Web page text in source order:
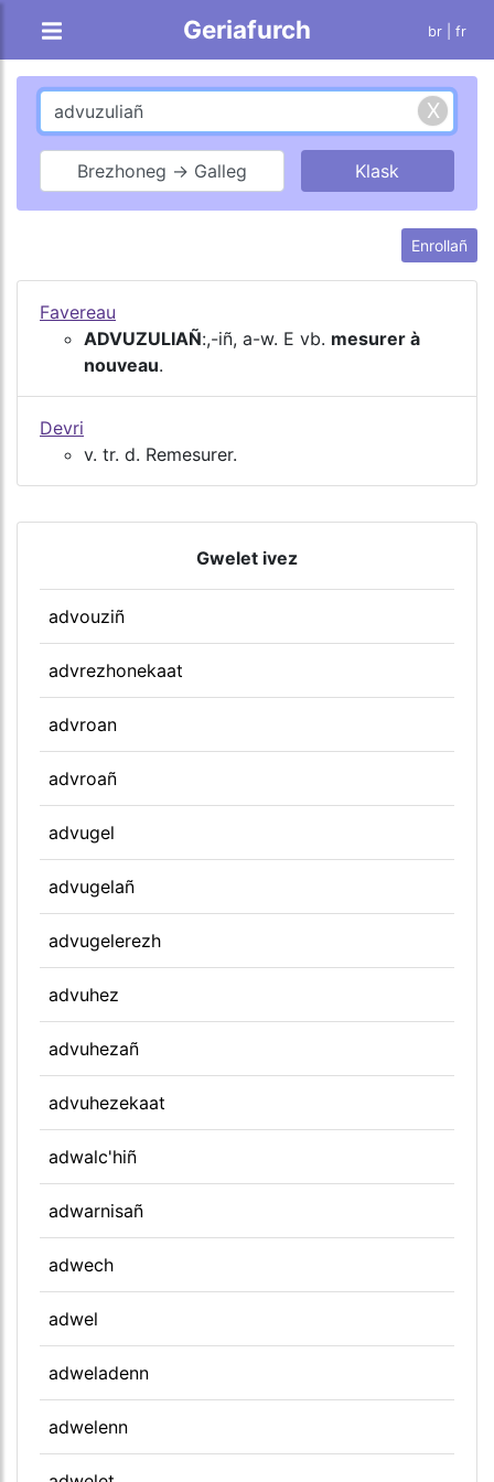
Geriafurch br | fr
Brezhoneg → Galleg
Enrollañ
Favereau
ADVUZULIAÑ:,-iñ, a-w. E vb. mesurer à
nouveau.
Devri
v. tr. d. Remesurer.
Gwelet ivez
advouziñ
advrezhonekaat
advroan
advroañ
advugel
advugelañ
advugelerezh
advuhez
advuhezañ
advuhezekaat
adwalc'hiñ
adwarnisañ
adwech
adwel
adweladenn
adwelenn